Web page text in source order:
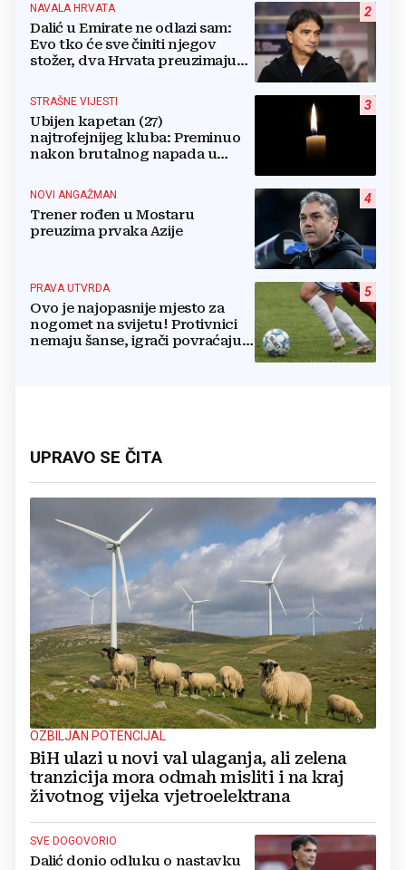
2
NAVALA HRVATA
Dalić u Emirate ne odlazi sam:
Evo tko će sve činiti njegov
stožer, dva Hrvata preuzimaju
3
STRAŠNE VIJESTI
Ubijen kapetan (27)
najtrofejnijeg kluba: Preminuo
nakon brutalnog napada u
4
NOVI ANGAŽMAN
Trener rođen u Mostaru
preuzima prvaka Azije
5
PRAVA UTVRDA
Ovo je najopasnije mjesto za
nogomet na svijetu! Protivnici
nemaju šanse, igrači povraćaju,
UPRAVO SE ČITA
OZBILJAN POTENCIJAL
BiH ulazi u novi val ulaganja, ali zelena
tranzicija mora odmah misliti i na kraj
životnog vijeka vjetroelektrana
SVE DOGOVORIO
Dalić donio odluku o nastavku